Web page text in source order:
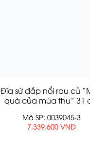
Đĩa sứ đắp nổi rau củ
quà của mùa thu” 31
Mã SP: 0039045-3
7.339.600 VNĐ